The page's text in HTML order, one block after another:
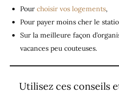
Pour choisir vos logements,
Pour payer moins cher le
Sur la meilleure façon
vacances peu couteuses.
Utilisez ces conseils